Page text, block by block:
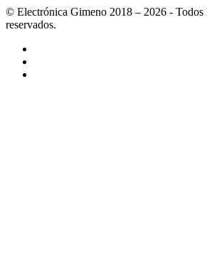
© Electrónica Gimeno 2018 – 2026 - Todos
reservados.